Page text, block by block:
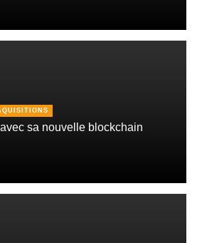
sa nouvelle blockchain